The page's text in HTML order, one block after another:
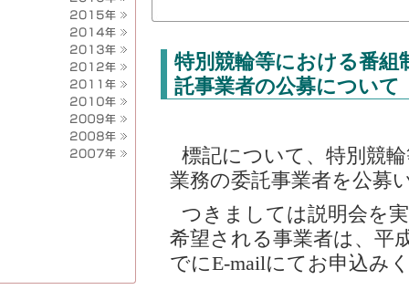
特別競輪等における番組
託事業者の公募について
標記について、特別競
業務の委託事業者を公募
つきましては説明会を
希望される事業者は、平
でにE-mailにてお申込み